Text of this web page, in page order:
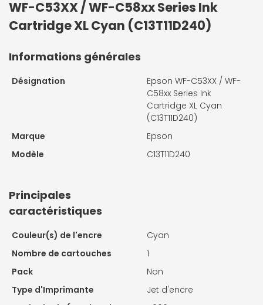
WF-C53XX / WF-C58xx Series Ink
Cartridge XL Cyan (C13T11D240)
Informations générales
Désignation
Epson WF-C53XX / WF-
C58xx Series Ink
Cartridge XL Cyan
(C13T11D240)
Marque
Epson
Modèle
C13T11D240
Principales
caractéristiques
Couleur(s) de l'encre
Cyan
Nombre de cartouches
1
Pack
Non
Type d'Imprimante
Jet d'encre